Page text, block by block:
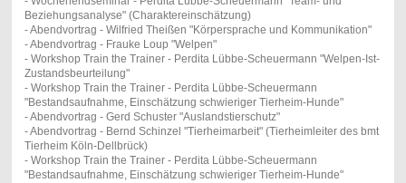
Beziehungsanalyse" (Charaktereinschätzung)
- Abendvortrag - Wilfried Theißen "Körpersprache und Kommunikation"
- Abendvortrag - Frauke Loup "Welpen"
- Workshop Train the Trainer - Perdita Lübbe-Scheuermann "Welpen-Ist-
Zustandsbeurteilung"
- Workshop Train the Trainer - Perdita Lübbe-Scheuermann
"Bestandsaufnahme, Einschätzung schwieriger Tierheim-Hunde"
- Abendvortrag - Gerd Schuster "Auslandstierschutz"
- Abendvortrag - Bernd Schinzel "Tierheimarbeit" (Tierheimleiter des bmt
Tierheim Köln-Dellbrück)
- Workshop Train the Trainer - Perdita Lübbe-Scheuermann
"Bestandsaufnahme, Einschätzung schwieriger Tierheim-Hunde"